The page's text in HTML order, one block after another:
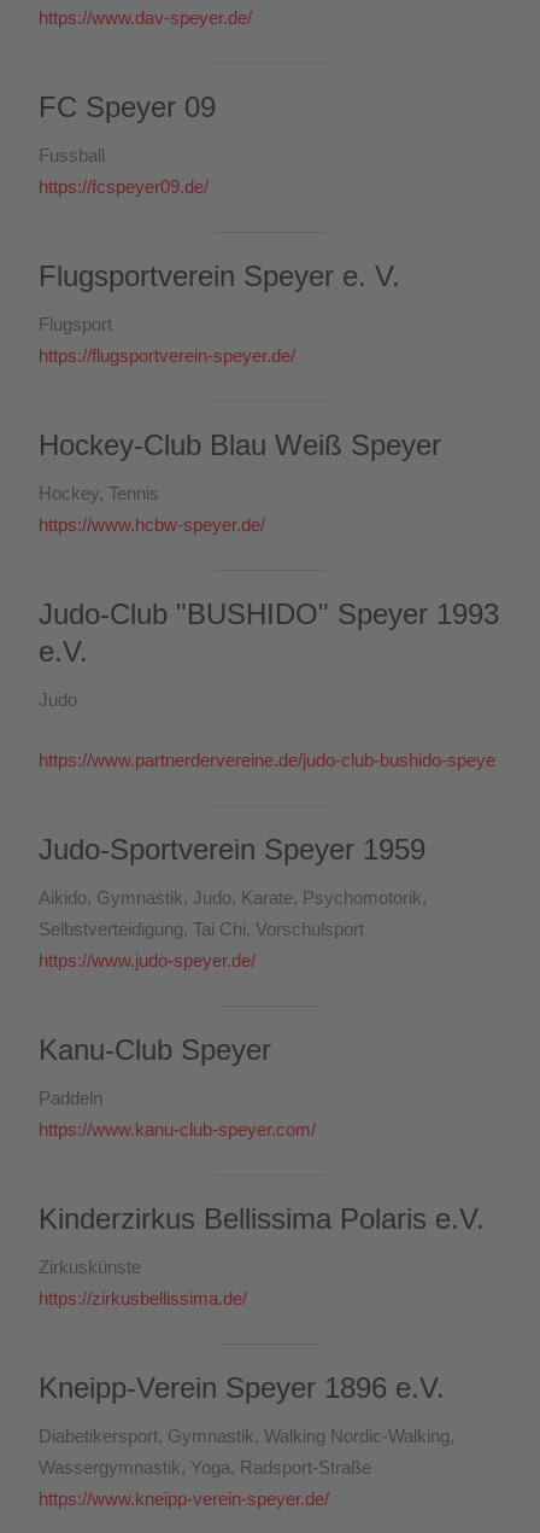
https://www.dav-speyer.de/
FC Speyer 09
Fussball
https://fcspeyer09.de/
Flugsportverein Speyer e. V.
Flugsport
https://flugsportverein-speyer.de/
Hockey-Club Blau Weiß Speyer
Hockey, Tennis
https://www.hcbw-speyer.de/
Judo-Club "BUSHIDO" Speyer 1993
e.V.
Judo
https://www.partnerdervereine.de/judo-club-bushido-speye
Judo-Sportverein Speyer 1959
Aikido, Gymnastik, Judo, Karate, Psychomotorik,
Selbstverteidigung, Tai Chi, Vorschulsport
https://www.judo-speyer.de/
Kanu-Club Speyer
Paddeln
https://www.kanu-club-speyer.com/
Kinderzirkus Bellissima Polaris e.V.
Zirkuskünste
https://zirkusbellissima.de/
Kneipp-Verein Speyer 1896 e.V.
Diabetikersport, Gymnastik, Walking Nordic-Walking,
Wassergymnastik, Yoga, Radsport-Straße
https://www.kneipp-verein-speyer.de/